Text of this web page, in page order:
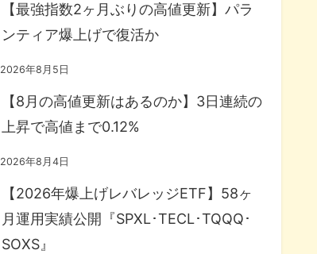
【最強指数2ヶ月ぶりの高値更新】パラ
ンティア爆上げで復活か
2026年8月5日
【8月の高値更新はあるのか】3日連続の
上昇で高値まで0.12%
2026年8月4日
【2026年爆上げレバレッジETF】58ヶ
月運用実績公開『SPXL･TECL･TQQQ･
SOXS』